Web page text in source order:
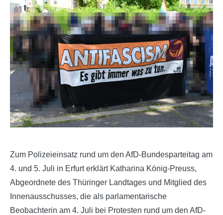
Zum Polizeieinsatz rund um den AfD-Bundesparteitag am
4. und 5. Juli in Erfurt erklärt Katharina König-Preuss,
Abgeordnete des Thüringer Landtages und Mitglied des
Innenausschusses, die als parlamentarische
Beobachterin am 4. Juli bei Protesten rund um den AfD-